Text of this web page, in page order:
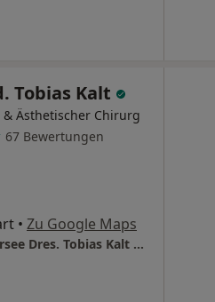
Tobias Kalt
& Ästhetischer Chirurg
67 Bewertungen
• Zu Google Maps
Plastische Chirurgie am Feuersee Dres. Tobias Kalt und Christian Schrodt